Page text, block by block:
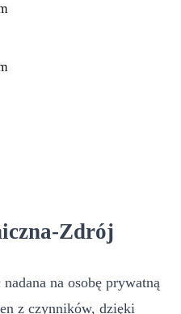
Zdrój
na osobę prywatną
z czynników, dzięki